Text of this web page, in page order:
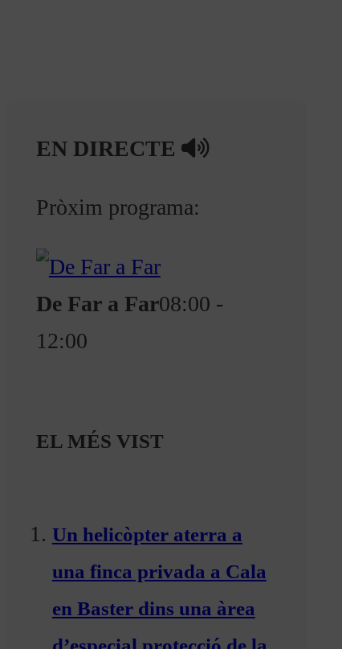
EN DIRECTE
Pròxim programa:
De Far a Far08:00 -
12:00
EL MÉS VIST
Un helicòpter aterra a
una finca privada a Cala
en Baster dins una àrea